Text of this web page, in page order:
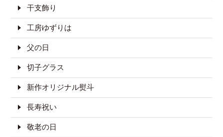
干支飾り
工房ゆずりは
父の日
切子グラス
新作オリジナル熨斗
長寿祝い
敬老の日